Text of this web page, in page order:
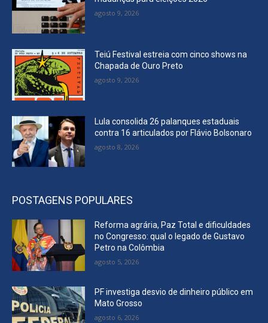
agosto 9, 2026
Teiú Festival estreia com cinco shows na
Chapada de Ouro Preto
agosto 9, 2026
Lula consolida 26 palanques estaduais
contra 16 articulados por Flávio Bolsonaro
agosto 8, 2026
POSTAGENS POPULARES
Reforma agrária, Paz Total e dificuldades
no Congresso: qual o legado de Gustavo
Petro na Colômbia
agosto 5, 2026
PF investiga desvio de dinheiro público em
Mato Grosso
agosto 6, 2026